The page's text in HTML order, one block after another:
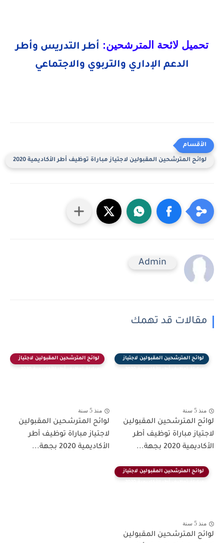
تحميل لائحة المترشحين: أطر التدريس وأطر
الدعم الإداري والتربوي والاجتماعي
لوائح المترشحين المقبولين لاجتياز مباراة توظيف أطر الأكاديمية 2020
Admin
مقالات قد تهمك
لوائح المترشحين المقبولين لاجتياز
منذ 5 سنة
لوائح المترشحين المقبولين
لاجتياز مباراة توظيف أطر
الأكاديمية 2020 بجهة...
لوائح المترشحين المقبولين لاجتياز
منذ 5 سنة
لوائح المترشحين المقبولين
لاجتياز مباراة توظيف أطر
الأكاديمية 2020 بجهة...
لوائح المترشحين المقبولين لاجتياز
منذ 5 سنة
لوائح المترشحين المقبولين